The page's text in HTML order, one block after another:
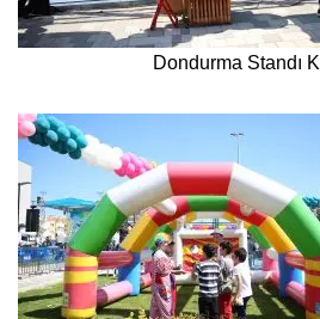
Dondurma Standı